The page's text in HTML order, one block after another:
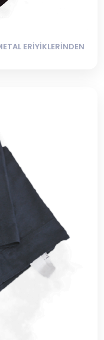
ERİYİKLERİNDEN